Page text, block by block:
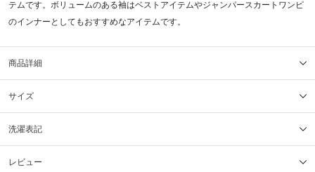
テムです。ボリュームのある袖はベストアイテムやジャンパースカートワンピ
のインナーとしてもおすすめなアイテムです。
商品詳細
サイズ
洗濯表記
レビュー